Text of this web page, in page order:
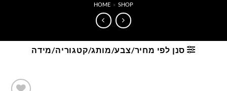
HOME » SHOP
סנן לפי מחיר/צבע/מותג/קטגוריה/מידה